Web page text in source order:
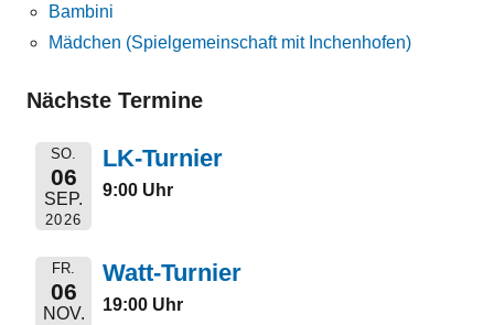
Bambini
Mädchen (Spielgemeinschaft mit Inchenhofen)
Nächste Termine
SO.
06
SEP.
2026
LK-Turnier
9:00 Uhr
FR.
06
NOV.
Watt-Turnier
19:00 Uhr